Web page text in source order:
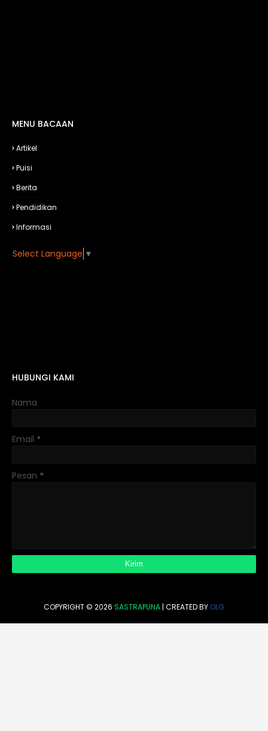
MENU BACAAN
Artikel
Puisi
Berita
Pendidikan
Informasi
Select Language ▼
HUBUNGI KAMI
Nama
Email *
Pesan *
COPYRIGHT © 2026 SASTRAPUNA | CREATED BY OLG